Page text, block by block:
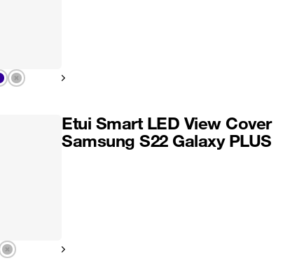
Pokaż następny
Pokaż następny
Etui Smart LED View Cover
Samsung S22 Galaxy PLUS